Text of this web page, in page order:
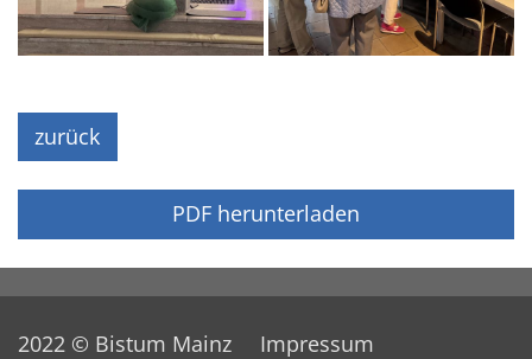
zurück
PDF herunterladen
2022 © Bistum Mainz
Impressum